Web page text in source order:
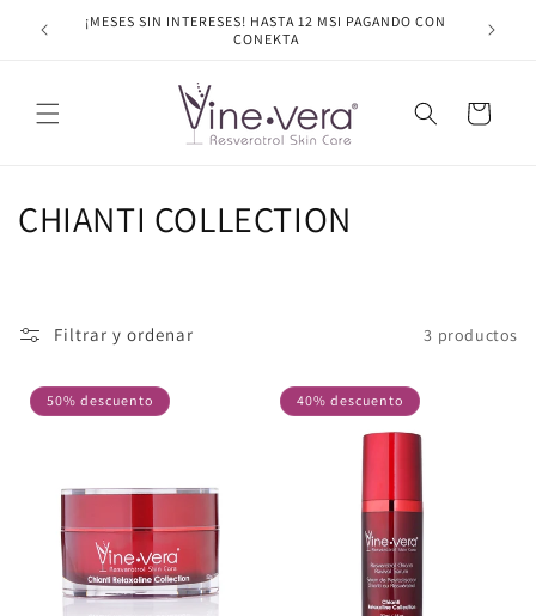
directamente¡MESES SIN INTERESES! HASTA 12 MSI PAGANDO CON
CONEKTA
ENVÍO
Carrito
C
e
c
CHIANTI COLLECTION
Filtrar y ordenar 3 productos
50% descuento 40% descuento